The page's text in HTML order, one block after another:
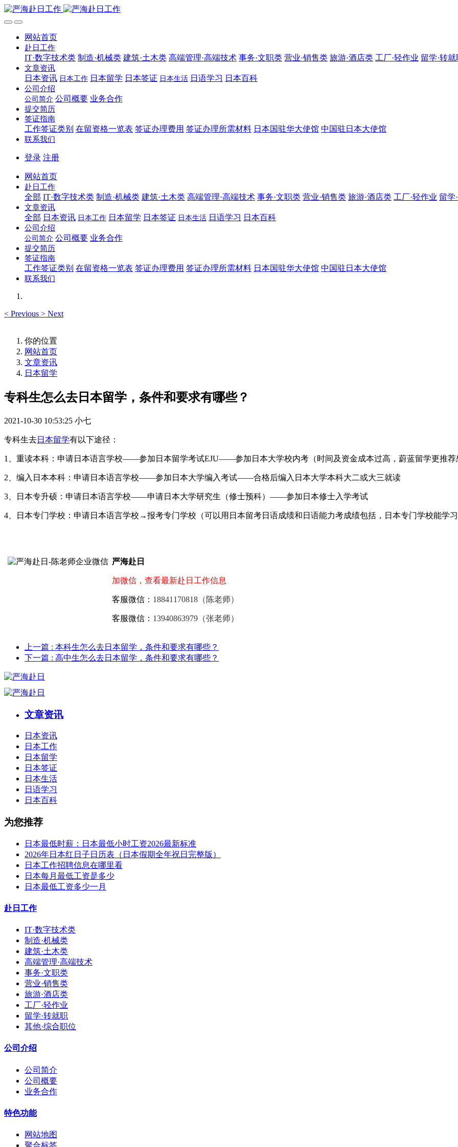
网站首页
赴日工作
IT·数字技术类 制造·机械类 建筑·土木类 高端管理·高端技术 事务·文职类 营业·销售类 旅游·酒店类 工厂·轻作业 留学·转就
文章资讯
日本资讯 日本工作 日本留学 日本签证 日本生活 日语学习 日本百科
公司介绍
公司简介 公司概要 业务合作
提交简历
签证指南
工作签证类别 在留资格一览表 签证办理费用 签证办理所需材料 日本国驻华大使馆 中国驻日本大使馆
联系我们
登录 注册
网站首页
赴日工作
全部 IT·数字技术类 制造·机械类 建筑·土木类 高端管理·高端技术 事务·文职类 营业·销售类 旅游·酒店类 工厂·轻作业 留学
文章资讯
全部 日本资讯 日本工作 日本留学 日本签证 日本生活 日语学习 日本百科
公司介绍
公司简介 公司概要 业务合作
提交简历
签证指南
工作签证类别 在留资格一览表 签证办理费用 签证办理所需材料 日本国驻华大使馆 中国驻日本大使馆
联系我们
< Previous > Next
你的位置
网站首页
文章资讯
日本留学
专科生怎么去日本留学，条件和要求有哪些？
2021-10-30 10:53:25 小七
专科生去日本留学有以下途径：
1、重读本科：申请日本语言学校——参加日本留学考试EJU——参加日本大学校内考（时间及资金成本过高，蔚蓝留学更推荐
2、编入日本本科：申请日本语言学校——参加日本大学编入考试——合格后编入日本大学本科大二或大三就读
3、日本专升硕：申请日本语言学校——申请日本大学研究生（修士预科）——参加日本修士入学考试
4、日本专门学校：申请日本语言学校→报考专门学校（可以用日本留考日语成绩和日语能力考成绩包括，日本专门学校能学
严海赴日
加微信，查看最新赴日工作信息
客服微信： 18841170818（陈老师）
客服微信： 13940863979（张老师）
上一篇 : 本科生怎么去日本留学，条件和要求有哪些？
下一篇 : 高中生怎么去日本留学，条件和要求有哪些？
文章资讯
日本资讯
日本工作
日本留学
日本签证
日本生活
日语学习
日本百科
为您推荐
日本最低时薪：日本最低小时工资2026最新标准
2026年日本红日子日历表（日本假期全年祝日完整版）
日本工作招聘信息在哪里看
日本每月最低工资是多少
日本最低工资多少一月
赴日工作
IT·数字技术类
制造·机械类
建筑·土木类
高端管理·高端技术
事务·文职类
营业·销售类
旅游·酒店类
工厂·轻作业
留学·转就职
其他·综合职位
公司介绍
公司简介
公司概要
业务合作
特色功能
网站地图